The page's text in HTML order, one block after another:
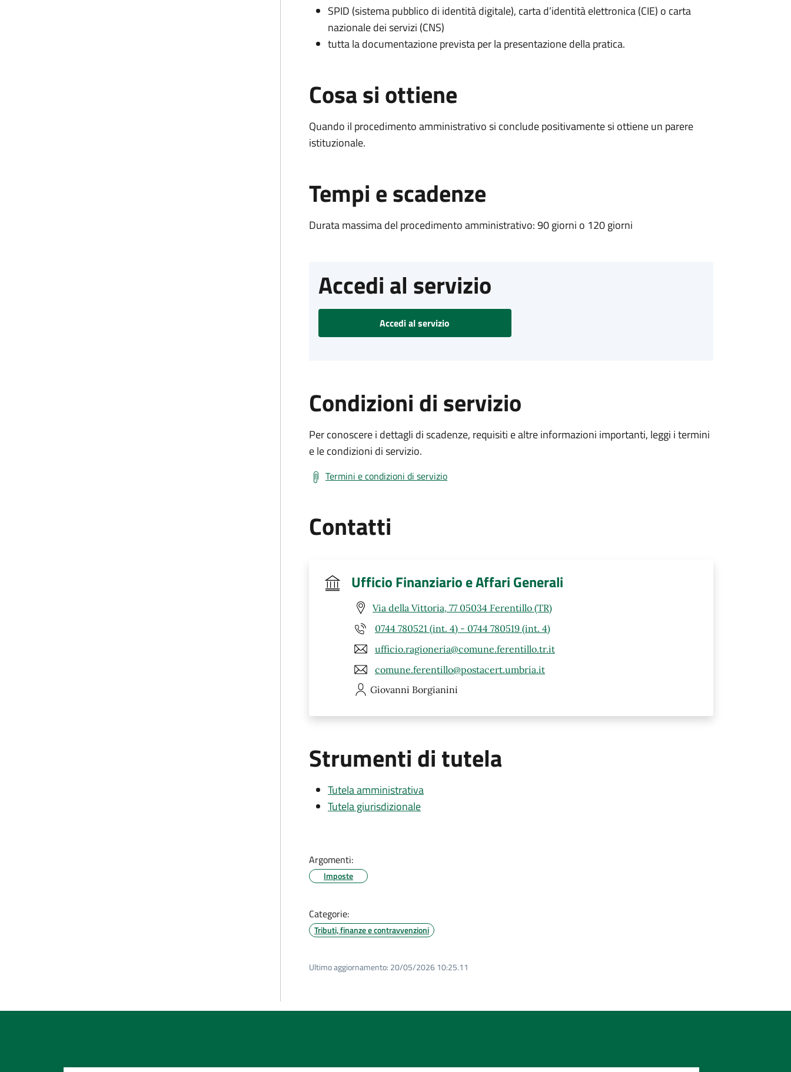
SPID (sistema pubblico di identità digitale), carta d’identità elettronica (CIE) o carta
nazionale dei servizi (CNS)
tutta la documentazione prevista per la presentazione della pratica.
Cosa si ottiene
Quando il procedimento amministrativo si conclude positivamente si ottiene un parere
istituzionale.
Tempi e scadenze
Durata massima del procedimento amministrativo: 90 giorni o 120 giorni
Accedi al servizio
Accedi al servizio
Condizioni di servizio
Per conoscere i dettagli di scadenze, requisiti e altre informazioni importanti, leggi i termini
e le condizioni di servizio.
Termini e condizioni di servizio
Contatti
Ufficio Finanziario e Affari Generali
Via della Vittoria, 77 05034 Ferentillo (TR)
0744 780521 (int. 4) - 0744 780519 (int. 4)
ufficio.ragioneria@comune.ferentillo.tr.it
comune.ferentillo@postacert.umbria.it
Giovanni Borgianini
Strumenti di tutela
Tutela amministrativa
Tutela giurisdizionale
Argomenti:
Imposte
Categorie:
Tributi, finanze e contravvenzioni
Ultimo aggiornamento: 20/05/2026 10:25.11